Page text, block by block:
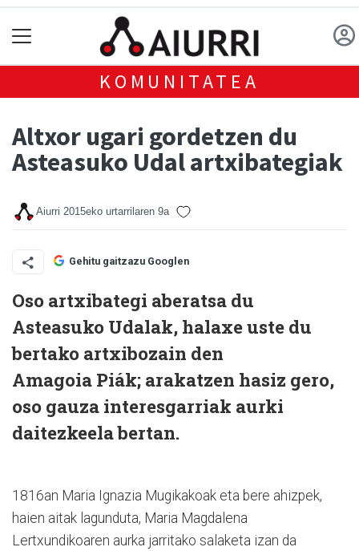
KOMUNITATEA
Altxor ugari gordetzen du
Asteasuko Udal artxibategiak
Aiurri 2015eko urtarrilaren 9a
Gehitu gaitzazu Googlen
Oso artxibategi aberatsa du
Asteasuko Udalak, halaxe uste du
bertako artxibozain den
Amagoia Piák; arakatzen hasiz gero,
oso gauza interesgarriak aurki
daitezkeela bertan.
1816an Maria Ignazia Mugikakoak eta bere ahizpek,
haien aitak lagunduta, Maria Magdalena
Lertxundikoaren aurka jarritako salaketa izan da